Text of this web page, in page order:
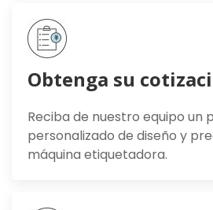
Obtenga su
Reciba de nuestro equipo un
personalizado de diseño y
máquina etiquetadora.